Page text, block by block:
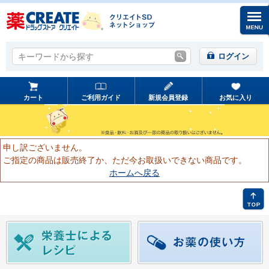
キーワードから探す
キーワードから探す ログイン
カート ご利用ガイド 新規会員登録 お気に入り
申し訳ございません。
ご指定の商品は販売終了か、ただ今お取扱いできない商品です。
ホームへ戻る